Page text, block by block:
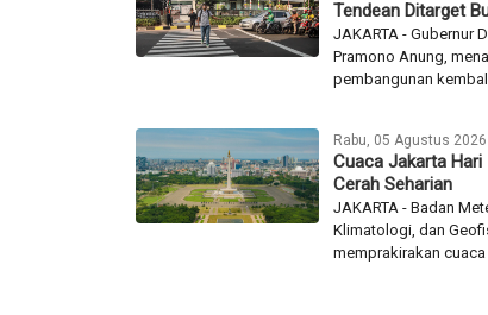
Tendean Ditarget
JAKARTA - Gubernur
Pramono Anung,
pembangunan
Rabu, 05 Agustus 2026
Cuaca Jakarta Hari
Cerah Seharian
JAKARTA - Badan
Klimatologi, dan
memprakirakan cuaca